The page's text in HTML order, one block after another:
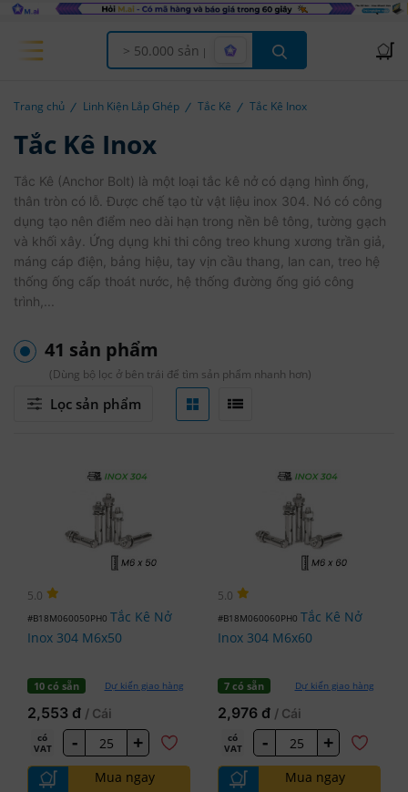
Offcanvas Menu Open
Trang chủ Linh Kiện Lắp Ghép Tắc Kê Tắc Kê Inox
Tắc Kê Inox
Tắc Kê (Anchor Bolt) là một loại tắc kê nở có dạng hình ống,
thân tròn có lỗ. Được chế tạo từ vật liệu inox 304. Nó có công
dụng tạo nên điểm neo dài hạn trong nền bê tông, tường gạch
và khối xây. Ứng dụng khi thi công treo khung xương trần giả,
máng cáp điện, bảng hiệu, tay vịn cầu thang, lan can, treo hệ
thống ống cấp thoát nước, hệ thống đường ống gió công
trình,...
41 sản phẩm
(Dùng bộ lọc ở bên trái để tìm sản phẩm nhanh hơn)
Lọc sản phẩm
5.0
#B18M060050PH0 Tắc Kê Nở
Inox 304 M6x50
10 có sẵn Dự kiến giao hàng
2,553 đ / Cái
có
VAT
- +
Mua ngay
5.0
#B18M060060PH0 Tắc Kê Nở
Inox 304 M6x60
7 có sẵn Dự kiến giao hàng
2,976 đ / Cái
có
VAT
- +
Mua ngay